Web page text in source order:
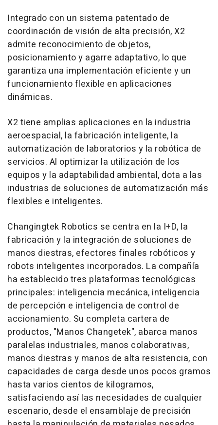
Integrado con un sistema patentado de
coordinación de visión de alta precisión, X2
admite reconocimiento de objetos,
posicionamiento y agarre adaptativo, lo que
garantiza una implementación eficiente y un
funcionamiento flexible en aplicaciones
dinámicas.
X2 tiene amplias aplicaciones en la industria
aeroespacial, la fabricación inteligente, la
automatización de laboratorios y la robótica de
servicios. Al optimizar la utilización de los
equipos y la adaptabilidad ambiental, dota a las
industrias de soluciones de automatización más
flexibles e inteligentes.
Changingtek Robotics se centra en la I+D, la
fabricación y la integración de soluciones de
manos diestras, efectores finales robóticos y
robots inteligentes incorporados. La compañía
ha establecido tres plataformas tecnológicas
principales: inteligencia mecánica, inteligencia
de percepción e inteligencia de control de
accionamiento. Su completa cartera de
productos, "Manos Changetek", abarca manos
paralelas industriales, manos colaborativas,
manos diestras y manos de alta resistencia, con
capacidades de carga desde unos pocos gramos
hasta varios cientos de kilogramos,
satisfaciendo así las necesidades de cualquier
escenario, desde el ensamblaje de precisión